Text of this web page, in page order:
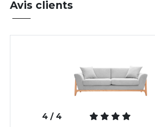
Avis clients
4 / 4